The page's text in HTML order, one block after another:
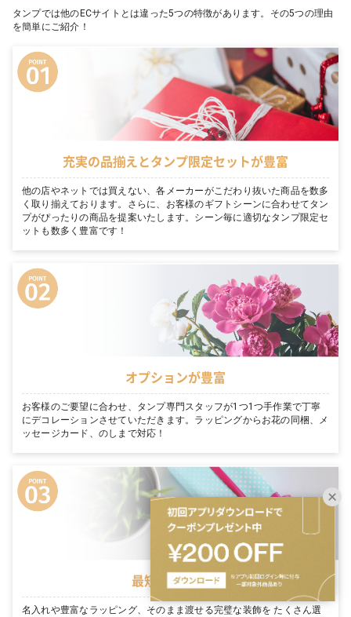
タンプでは他のECサイトとは違った5つの特徴があります。その5つの理由
を簡単にご紹介！
充実の品揃えとタンプ限定セットが豊富
他の店やネットでは買えない、各メーカーがこだわり抜いた商品を数多
く取り揃えております。さらに、お客様のギフトシーンに合わせてタン
プがぴったりの商品を提案いたします。シーン毎に適切なタンプ限定セ
ットも数多く豊富です！
オプションが豊富
お客様のご要望に合わせ、タンプ専門スタッフが1つ1つ手作業で丁寧
にデコレーションさせていただきます。ラッピングからお花の同梱、メ
ッセージカード、のしまで対応！
最短翌日お届け
名入れや豊富なラッピング、そのまま渡せる完璧な装飾を たくさん選